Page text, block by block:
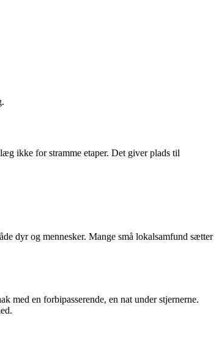
ikke for stramme etaper. Det giver plads til
dyr og mennesker. Mange små lokalsamfund sætter
med en forbipasserende, en nat under stjernerne.